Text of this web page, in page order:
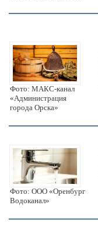
Фото: МАКС-канал
«Администрация
города Орска»
Фото: ООО «Оренбург
Водоканал»